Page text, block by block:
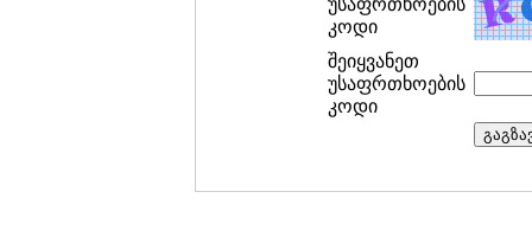
უსაფრთხოების
კოდი
შეიყვანეთ
უსაფრთხოების
კოდი